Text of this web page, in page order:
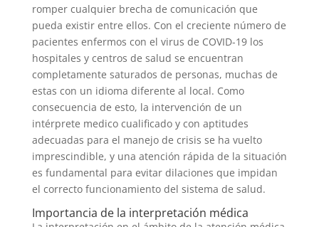
romper cualquier brecha de comunicación que
pueda existir entre ellos. Con el creciente número de
pacientes enfermos con el virus de COVID-19 los
hospitales y centros de salud se encuentran
completamente saturados de personas, muchas de
estas con un idioma diferente al local. Como
consecuencia de esto, la intervención de un
intérprete medico cualificado y con aptitudes
adecuadas para el manejo de crisis se ha vuelto
imprescindible, y una atención rápida de la situación
es fundamental para evitar dilaciones que impidan
el correcto funcionamiento del sistema de salud.
Importancia de la interpretación médica